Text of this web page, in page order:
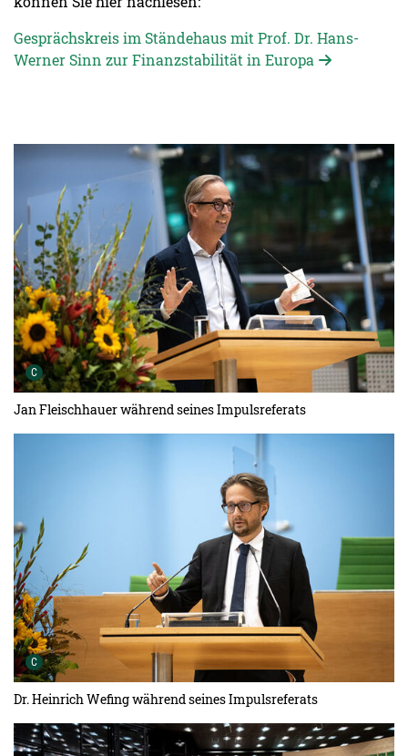
Gesprächskreis im Ständehaus mit Prof. Dr. Hans-
Werner Sinn zur Finanzstabilität in Europa
C Urheber der Grafik:
Jan Fleischhauer während seines Impulsreferats
C Urheber der Grafik:
Dr. Heinrich Wefing während seines Impulsreferats